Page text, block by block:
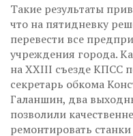
Такие результаты
что на пятидневку
перевести все
учреждения города.
на XXIII съезде КПСС
секретарь обкома
Галаншин, два
позволили
ремонтировать